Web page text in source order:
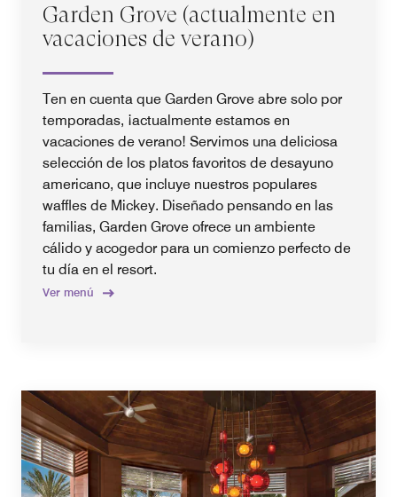
Garden Grove (actualmente en
vacaciones de verano)
Ten en cuenta que Garden Grove abre solo por
temporadas, ¡actualmente estamos en
vacaciones de verano! Servimos una deliciosa
selección de los platos favoritos de desayuno
americano, que incluye nuestros populares
waffles de Mickey. Diseñado pensando en las
familias, Garden Grove ofrece un ambiente
cálido y acogedor para un comienzo perfecto de
tu día en el resort.
Ver menú